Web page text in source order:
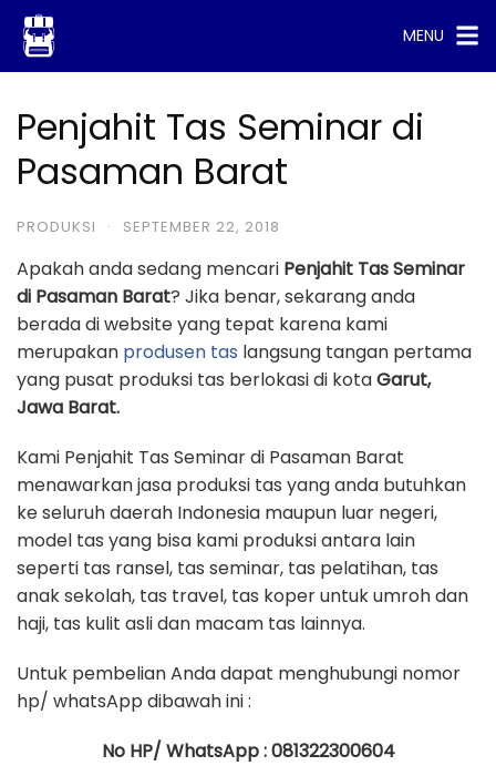
Skip
content
MENU
Penjahit Tas Seminar di
Pasaman Barat
PRODUKSI · SEPTEMBER 22, 2018
Apakah anda sedang mencari Penjahit Tas Seminar
di Pasaman Barat? Jika benar, sekarang anda
berada di website yang tepat karena kami
merupakan produsen tas langsung tangan pertama
yang pusat produksi tas berlokasi di kotaGarut,
Jawa Barat.
Kami Penjahit Tas Seminar di Pasaman Barat
menawarkan jasa produksi tas yang anda butuhkan
ke seluruh daerah Indonesia maupun luar negeri,
model tas yang bisa kami produksi antara lain
seperti tas ransel, tas seminar, tas pelatihan, tas
anak sekolah, tas travel, tas koper untuk umroh dan
haji, tas kulit asli dan macam tas lainnya.
Untuk pembelian Anda dapat menghubungi nomor
hp/ whatsApp dibawah ini :
No HP/ WhatsApp : 081322300604